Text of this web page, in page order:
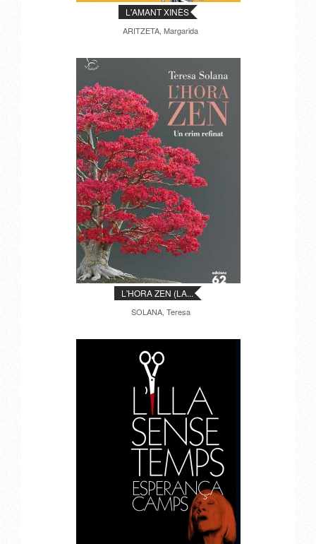
L'AMANT XINÈS
ARITZETA, Margarida
L'HORA ZEN (LA...
SOLANA, Teresa